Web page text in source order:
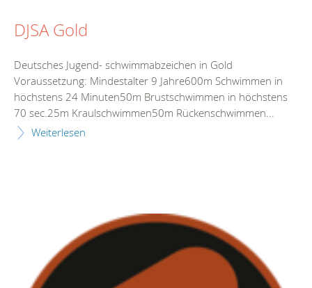
DJSA Gold
Deutsches Jugend- schwimmabzeichen in Gold
Voraussetzung: Mindestalter 9 Jahre600m Schwimmen in
höchstens 24 Minuten50m Brustschwimmen in höchstens
70 sec.25m Kraulschwimmen50m Rückenschwimmen...
Weiterlesen